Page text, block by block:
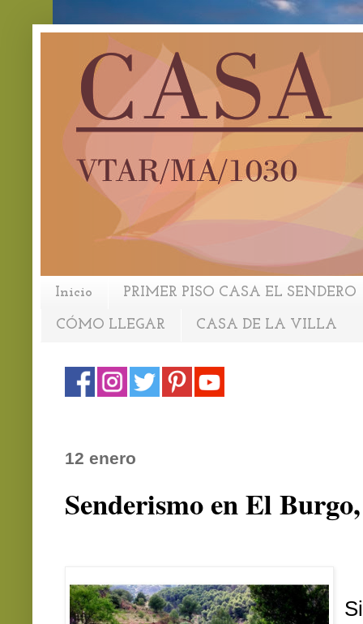
Inicio PRIMER PISO CASA EL SENDERO
CÓMO LLEGAR CASA DE LA VILLA
12 enero
Senderismo en El